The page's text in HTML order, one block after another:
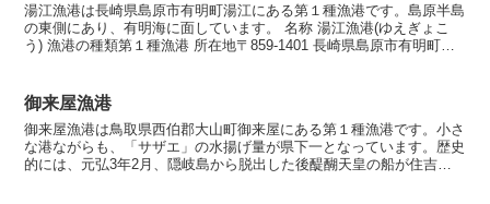
湯江漁港は長崎県島原市有明町湯江にある第１種漁港です。島原半島
の東側にあり、有明海に面しています。 名称 湯江漁港(ゆえぎょこ
う) 漁港の種類第１種漁港 所在地〒859-1401 長崎県島原市有明町湯
御来屋漁港
御来屋漁港は鳥取県西伯郡大山町御来屋にある第１種漁港です。小さ
な港ながらも、「サザエ」の水揚げ量が県下一となっています。歴史
的には、元弘3年2月、隠岐島から脱出した後醍醐天皇の船が住吉神